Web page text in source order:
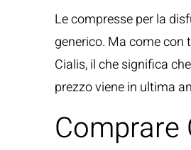
Le compresse per la
generico. Ma come con
Cialis, il che significa
prezzo viene in ultima
Comprare